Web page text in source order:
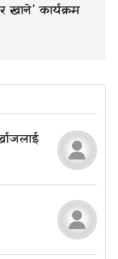
खाने’ कार्यक्रम